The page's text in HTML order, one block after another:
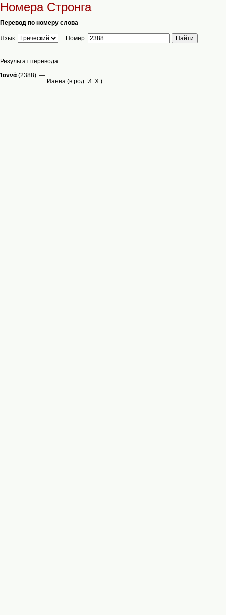
Номера Стронга
Перевод по номеру слова
Язык: Номер:
Результат перевода
Ἰαννά (2388) —
Ианна (в род. И. Х.).